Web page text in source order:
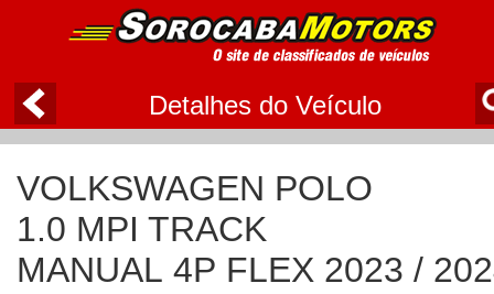
Detalhes do Veículo
VOLKSWAGEN POLO
1.0 MPI TRACK
MANUAL 4P FLEX 2023 /